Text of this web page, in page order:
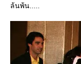
ล้นพ้น.....